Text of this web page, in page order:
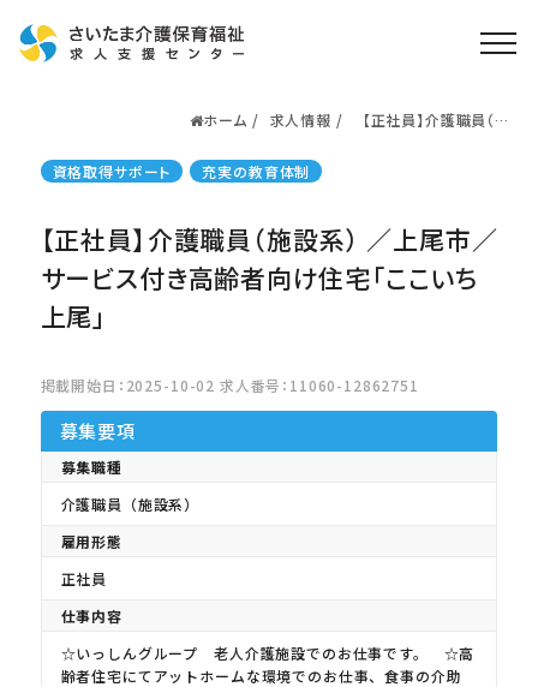
求人検索
資格取得なら
さいたま介護アカデミー
ご利用の流れ
よくある質問
プライバシーポリシー
ホーム 求人情報
【正社員】介護職員（施
資格取得サポート 充実の教育体制
【正社員】介護職員（施設系） ／上尾市／
サービス付き高齢者向け住宅「ここいち
上尾」
掲載開始日：2025-10-02 求人番号：11060-12862751
募集要項
募集職種
介護職員（施設系）
雇用形態
正社員
仕事内容
☆いっしんグループ 老人介護施設でのお仕事です。 ☆高
齢者住宅にてアットホームな環境でのお仕事、食事の介助